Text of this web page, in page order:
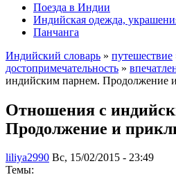
Поезда в Индии
Индийская одежда,
Панчанга
Индийский словарь » путешествие
достопримечательность »
индийским парнем. Продолжение
Отношения с
Продолжение и
liliya2990 Вс, 15/02/2015 - 23:49
Темы: